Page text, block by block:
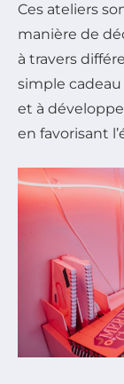
Ces ateliers
manière de
à travers
simple
et à
en favorisant